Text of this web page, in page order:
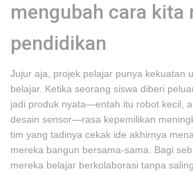
mengubah cara kita
pendidikan
Ju­jur aja, projek pelajar punya kekuatan
belajar. Ketika seorang siswa diberi
jadi produk nyata—entah itu robot kecil,
desain sensor—rasa kepemilikan
tim yang tadinya cekak ide akhirnya
mereka bangun bersama-sama. Bagi
mereka belajar berkolaborasi tanpa